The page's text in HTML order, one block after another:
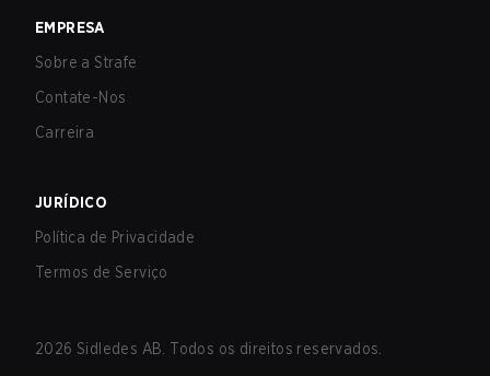
EMPRESA
Sobre a Strafe
Contate-Nos
Carreira
JURÍDICO
Política de Privacidade
Termos de Serviço
2026 Sidledes AB. Todos os direitos reservados.